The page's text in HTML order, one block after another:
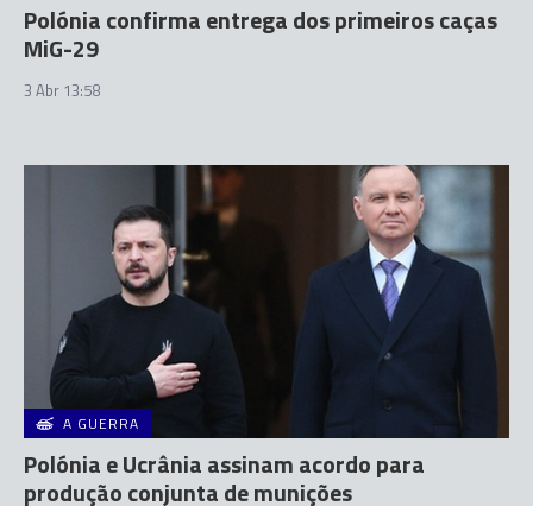
Polónia confirma entrega dos primeiros caças
MiG-29
3 Abr 13:58
A GUERRA
Polónia e Ucrânia assinam acordo para
produção conjunta de munições